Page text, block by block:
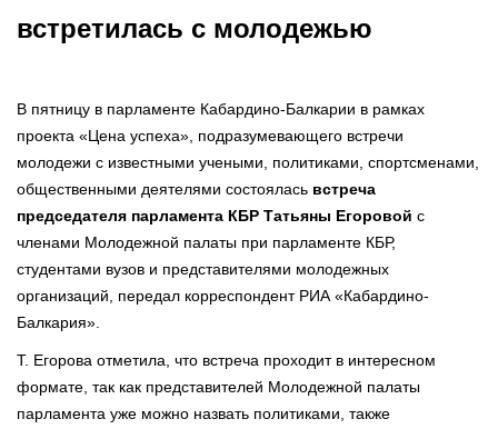
встретилась с молодежью
В пятницу в парламенте Кабардино-Балкарии в рамках
проекта «Цена успеха», подразумевающего встречи
молодежи с известными учеными, политиками, спортсменами,
общественными деятелями состоялась встреча
председателя парламента КБР Татьяны Егоровой с
членами Молодежной палаты при парламенте КБР,
студентами вузов и представителями молодежных
организаций, передал корреспондент РИА «Кабардино-
Балкария».
Т. Егорова отметила, что встреча проходит в интересном
формате, так как представителей Молодежной палаты
парламента уже можно назвать политиками, также